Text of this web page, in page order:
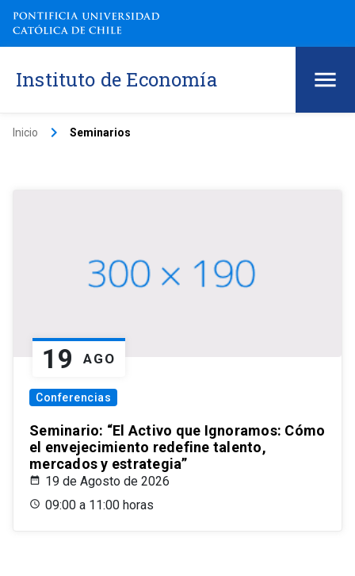
Instituto de Economía
Inicio keyboard_arrow_right Seminarios
19 AGO
Conferencias
Seminario: “El Activo que Ignoramos: Cómo
el envejecimiento redefine talento,
mercados y estrategia”
19 de Agosto de 2026
09:00 a 11:00 horas